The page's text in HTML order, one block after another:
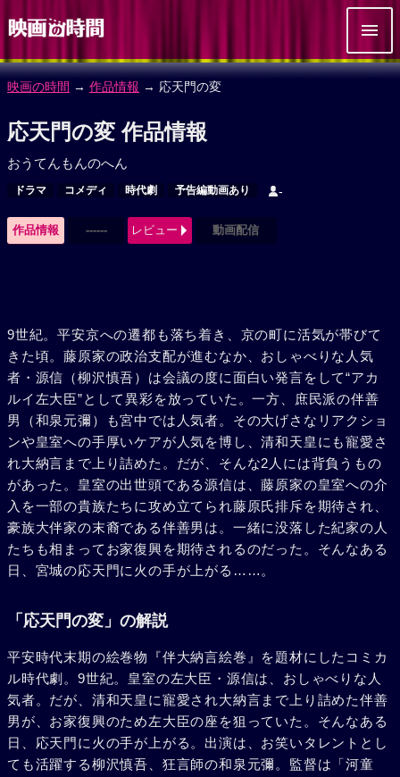
映画の時間 → 作品情報 → 応天門の変
応天門の変 作品情報
おうてんもんのへん
ドラマ コメディ 時代劇 予告編動画あり -
作品情報 ------ レビュー 動画配信
9世紀。平安京への遷都も落ち着き、京の町に活気が帯びて
きた頃。藤原家の政治支配が進むなか、おしゃべりな人気
者・源信（柳沢慎吾）は会議の度に面白い発言をして“アカ
ルイ左大臣”として異彩を放っていた。一方、庶民派の伴善
男（和泉元彌）も宮中では人気者。その大げさなリアクショ
ンや皇室への手厚いケアが人気を博し、清和天皇にも寵愛さ
れ大納言まで上り詰めた。だが、そんな2人には背負うもの
があった。皇室の出世頭である源信は、藤原家の皇室への介
入を一部の貴族たちに攻め立てられ藤原氏排斥を期待され、
豪族大伴家の末裔である伴善男は。一緒に没落した紀家の人
たちも相まってお家復興を期待されるのだった。そんなある
日、宮城の応天門に火の手が上がる……。
「応天門の変」の解説
平安時代末期の絵巻物『伴大納言絵巻』を題材にしたコミカ
ル時代劇。9世紀。皇室の左大臣・源信は、おしゃべりな人
気者。だが、清和天皇に寵愛され大納言まで上り詰めた伴善
男が、お家復興のため左大臣の座を狙っていた。そんなある
日、応天門に火の手が上がる。出演は、お笑いタレントとし
ても活躍する柳沢慎吾、狂言師の和泉元彌。監督は「河童